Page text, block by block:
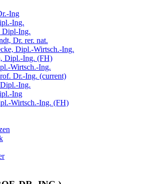
Ing
Ing.
Dipl-Ing.
Dr. rer. nat.
Dipl.-Wirtsch.-Ing.
Dipl.-Ing. (FH)
Wirtsch.-Ing.
Dr.-Ing. (current)
Ing.
Ing
Wirtsch.-Ing. (FH)